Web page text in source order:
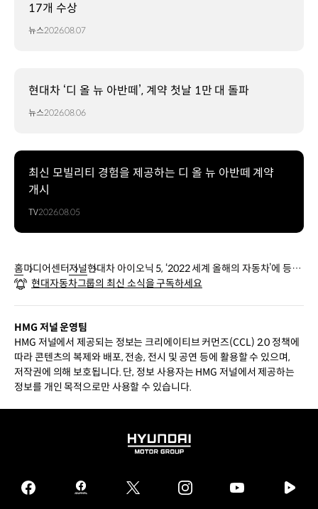
17개 수상
뉴스2026.08.07
현대차 ‘디 올 뉴 아반떼’, 계약 첫날 1만 대 돌파
뉴스2026.08.06
최신 모빌리티 경험을 제공하는 디 올 뉴 아반떼 계약
개시
TV2026.08.05
홈미디어센터저널현대차 아이오닉 5, ‘2022 세계 올해의 자동차’에 등극
하다
현대자동차그룹의 최신 소식을 구독하세요
HMG 저널 운영팀
HMG 저널에서 제공되는 정보는 크리에이티브 커먼즈(CCL) 2.0 정책에
따라 콘텐츠의 복제와 배포, 전송, 전시 및 공연 등에 활용할 수 있으며,
저작권에 의해 보호됩니다. 단, 정보 사용자는 HMG 저널에서 제공하는
정보를 개인 목적으로만 사용할 수 있습니다.
HYUNDAI
GROUP
facebook
hmg
twitter instagram